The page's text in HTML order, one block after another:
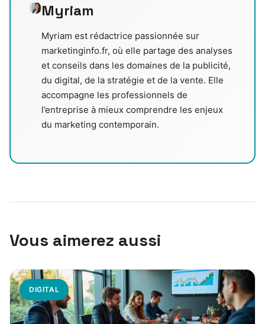
Myriam
Myriam est rédactrice passionnée sur
marketinginfo.fr, où elle partage des analyses
et conseils dans les domaines de la publicité,
du digital, de la stratégie et de la vente. Elle
accompagne les professionnels de
l’entreprise à mieux comprendre les enjeux
du marketing contemporain.
Vous aimerez aussi
DIGITAL